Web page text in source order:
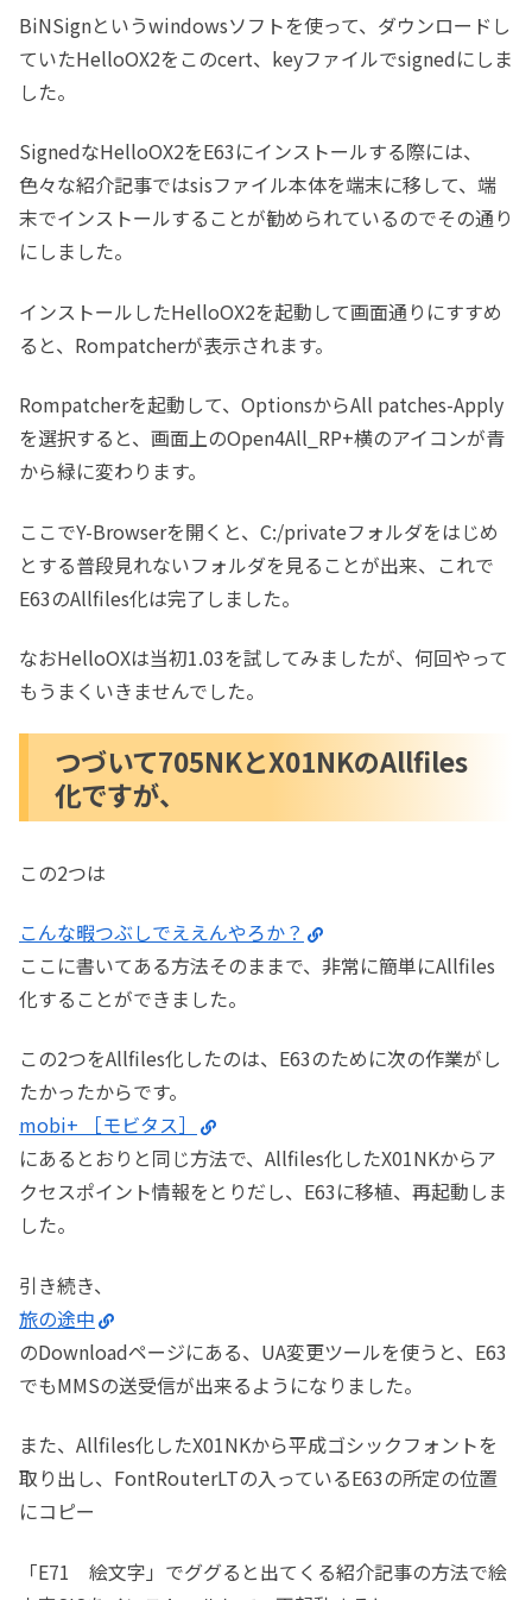
BiNSignというwindowsソフトを使って、ダウンロードし
ていたHelloOX2をこのcert、keyファイルでsignedにしま
した。
SignedなHelloOX2をE63にインストールする際には、
色々な紹介記事ではsisファイル本体を端末に移して、端
末でインストールすることが勧められているのでその通り
にしました。
インストールしたHelloOX2を起動して画面通りにすすめ
ると、Rompatcherが表示されます。
Rompatcherを起動して、OptionsからAll patches-Apply
を選択すると、画面上のOpen4All_RP+横のアイコンが青
から緑に変わります。
ここでY-Browserを開くと、C:/privateフォルダをはじめ
とする普段見れないフォルダを見ることが出来、これで
E63のAllfiles化は完了しました。
なおHelloOXは当初1.03を試してみましたが、何回やって
もうまくいきませんでした。
つづいて705NKとX01NKのAllfiles
化ですが、
この2つは
こんな暇つぶしでええんやろか？
ここに書いてある方法そのままで、非常に簡単にAllfiles
化することができました。
この2つをAllfiles化したのは、E63のために次の作業がし
たかったからです。
mobi+ ［モビタス］
にあるとおりと同じ方法で、Allfiles化したX01NKからア
クセスポイント情報をとりだし、E63に移植、再起動しま
した。
引き続き、
旅の途中
のDownloadページにある、UA変更ツールを使うと、E63
でもMMSの送受信が出来るようになりました。
また、Allfiles化したX01NKから平成ゴシックフォントを
取り出し、FontRouterLTの入っているE63の所定の位置
にコピー
「E71 絵文字」でググると出てくる紹介記事の方法で絵